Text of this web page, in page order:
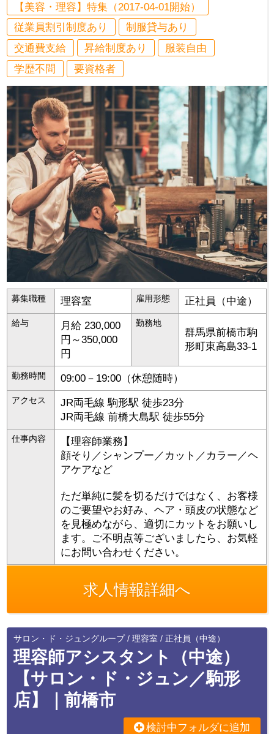
【美容・理容】特集（2017-04-01開始）
従業員割引制度あり
制服貸与あり
交通費支給
昇給制度あり
服装自由
学歴不問
要資格者
募集職種 理容室 雇用形態 正社員（中途）
給与
月給 230,000
円～350,000
円
勤務地
群馬県前橋市駒
形町東高島33-1
勤務時間 09:00－19:00（休憩随時）
アクセス
JR両毛線 駒形駅 徒歩23分
JR両毛線 前橋大島駅 徒歩55分
仕事内容
【理容師業務】
顔そり／シャンプー／カット／カラー／ヘ
アケアなど
ただ単純に髪を切るだけではなく、お客様
のご要望やお好み、ヘア・頭皮の状態など
を見極めながら、適切にカットをお願いし
ます。ご不明点等ございましたら、お気軽
にお問い合わせください。
求人情報詳細へ
サロン・ド・ジュングループ / 理容室 / 正社員（中途）
理容師アシスタント（中途）
【サロン・ド・ジュン／駒形
店】｜前橋市
検討中フォルダに追加